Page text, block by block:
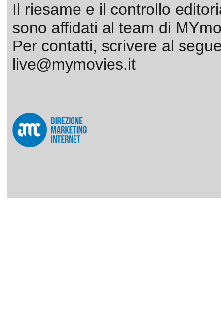
Il riesame e il controllo
sono affidati al team di
Per contatti, scrivere al
live@mymovies.it